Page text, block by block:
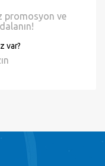
var?